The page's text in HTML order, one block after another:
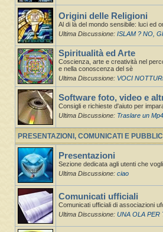
Origini delle Religioni
Al di là del mondo sensibile: luci ed
Ultima Discussione: ISLAM ? NO,
Spiritualità ed Arte
Coscienza, arte e creatività nel
e nella conoscenza del sè
Ultima Discussione: VOCI
Software foto, video e
Consigli e richieste d'aiuto per
Ultima Discussione: Traslare un
PRESENTAZIONI, COMUNICATI E
Presentazioni
Sezione dedicata agli utenti che
Ultima Discussione: ciao
Comunicati ufficiali
Comunicati ufficiali di associazioni
Ultima Discussione: UNA OLA PER